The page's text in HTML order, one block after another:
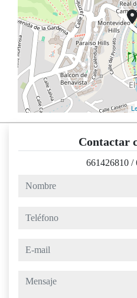
Contactar
661426810 /
nombre
teléfono
e-mail
mensaje